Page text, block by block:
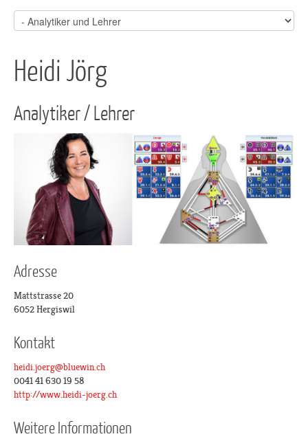
Heidi Jörg
Analytiker / Lehrer
Adresse
Mattstrasse 20
6052 Hergiswil
Kontakt
heidi.joerg@bluewin.ch
0041 41 630 19 58
http://www.heidi-joerg.ch
Weitere Informationen